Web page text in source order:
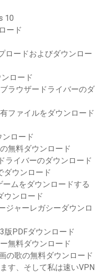
10
ード
ロードおよびダウンロー
ロード
ラウザードライバーのダ
ファイルをダウンロード
ロード
無料ダウンロード
ライバーのダウンロード
ダウンロード
ムをダウンロードする
ウンロード
ジャーレガシーダウンロ
版PDFダウンロード
無料ダウンロード
の歌の無料ダウンロード
す、そして私は速いVPN